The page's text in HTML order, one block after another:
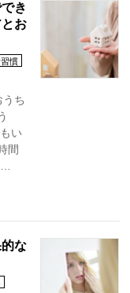
き
お
慣
ち
い
間
な